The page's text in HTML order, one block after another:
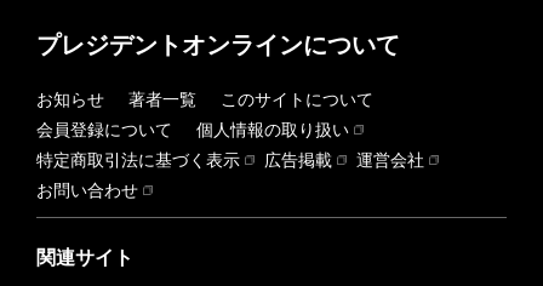
プレジデントオンラインについて
お知らせ 著者一覧
このサイトについて
会員登録について
個人情報の取り扱い
特定商取引法に基づく表示
広告掲載
運営会社
お問い合わせ
関連サイト